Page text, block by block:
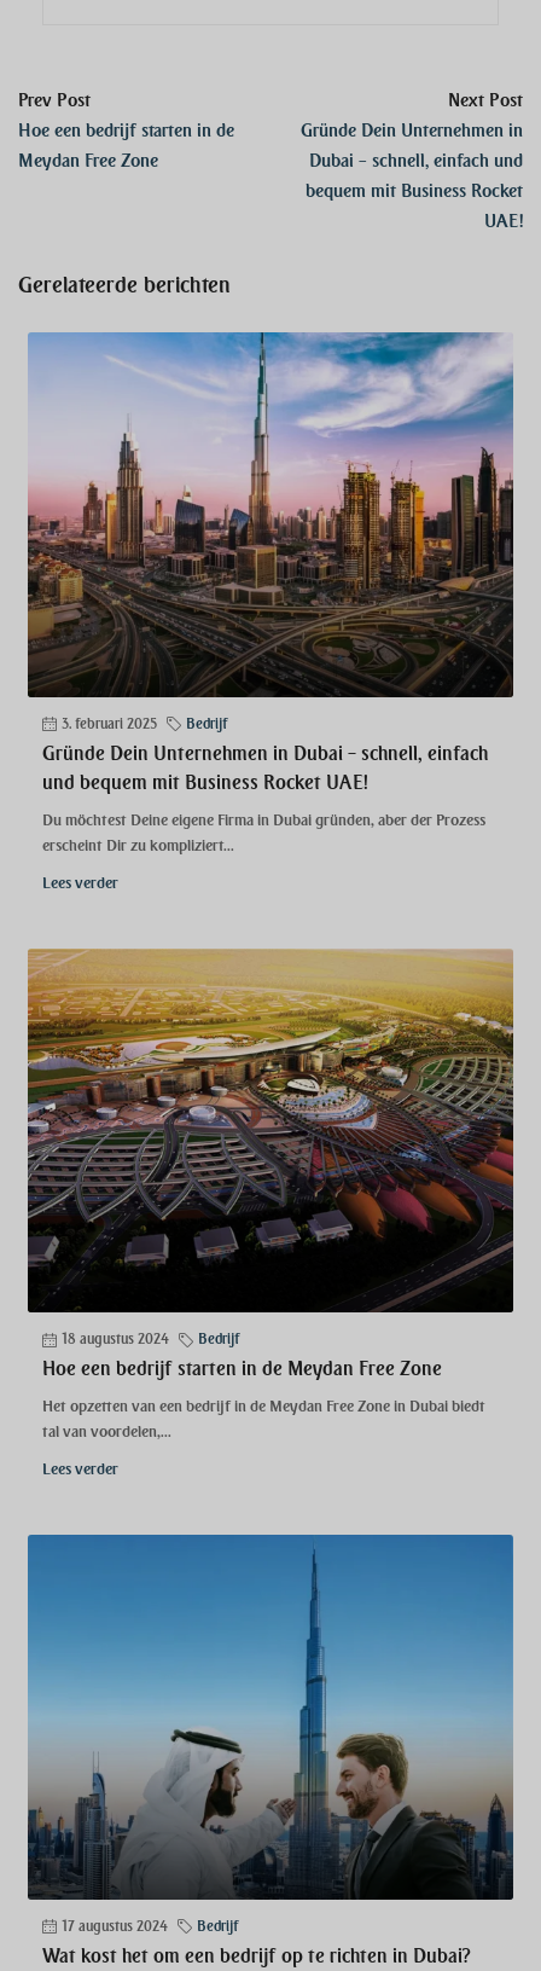
Prev Post
Hoe een bedrijf starten in de
Meydan Free Zone
Next Post
Gründe Dein Unternehmen in
Dubai – schnell, einfach und
bequem mit Business Rocket
UAE!
Gerelateerde berichten
3. februari 2025 Bedrijf
Gründe Dein Unternehmen in Dubai – schnell, einfach
und bequem mit Business Rocket UAE!
Du möchtest Deine eigene Firma in Dubai gründen, aber der Prozess
erscheint Dir zu kompliziert...
Lees verder
18 augustus 2024 Bedrijf
Hoe een bedrijf starten in de Meydan Free Zone
Het opzetten van een bedrijf in de Meydan Free Zone in Dubai biedt
tal van voordelen,...
Lees verder
17 augustus 2024 Bedrijf
Wat kost het om een bedrijf op te richten in Dubai?